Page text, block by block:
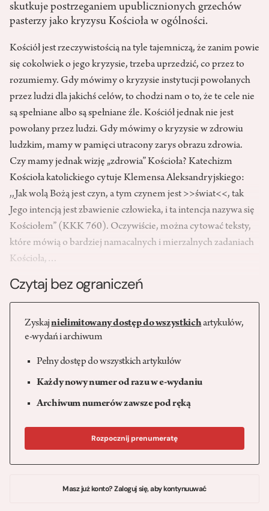
skutkuje postrzeganiem upublicznionych grzechów
pasterzy jako kryzysu Kościoła w ogólności.
Kościół jest rzeczywistością na tyle tajemniczą, że zanim powie
się cokolwiek o jego kryzysie, trzeba uprzedzić, co przez to
rozumiemy. Gdy mówimy o kryzysie instytucji powołanych
przez ludzi dla jakichś celów, to chodzi nam o to, że te cele nie
są spełniane albo są spełniane źle. Kościół jednak nie jest
powołany przez ludzi. Gdy mówimy o kryzysie w zdrowiu
ludzkim, mamy w pamięci utracony zarys obrazu zdrowia.
Czy mamy jednak wizję „zdrowia” Kościoła? Katechizm
Kościoła katolickiego cytuje Klemensa Aleksandryjskiego:
,,Jak wolą Bożą jest czyn, a tym czynem jest >>świat<<, tak
Jego intencją jest zbawienie człowieka, i ta intencja nazywa się
Kościołem” (KKK 760). Oczywiście, można cytować teksty,
które mówią o bardziej namacalnych i mierzalnych zadaniach
Kościoła,…
Czytaj bez ograniczeń
Zyskajnielimitowany dostęp do wszystkichartykułów,
e-wydań i archiwum
Pełny dostęp do wszystkich artykułów
Każdy nowy numer od razu w e-wydaniu
Archiwum numerów zawsze pod ręką
Rozpocznij prenumeratę
Masz już konto? Zaloguj się, aby kontynuuwać